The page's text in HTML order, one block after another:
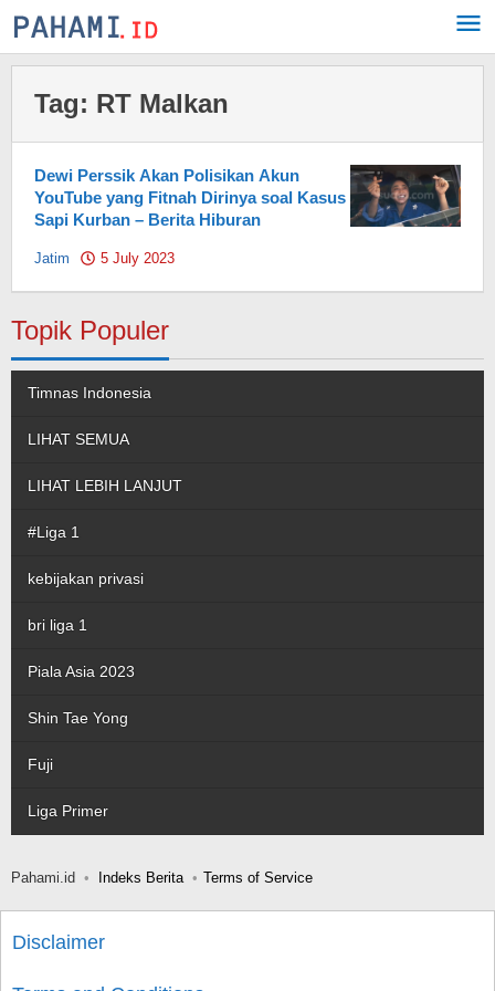
Skip
to
Tag: RT Malkan
Dewi Perssik Akan Polisikan Akun
YouTube yang Fitnah Dirinya soal Kasus
Sapi Kurban – Berita Hiburan
Jatim 5 July 2023
Topik Populer
Timnas Indonesia
LIHAT SEMUA
LIHAT LEBIH LANJUT
#Liga 1
kebijakan privasi
bri liga 1
Piala Asia 2023
Shin Tae Yong
Fuji
Liga Primer
Pahami.id Indeks Berita Terms of Service
Disclaimer